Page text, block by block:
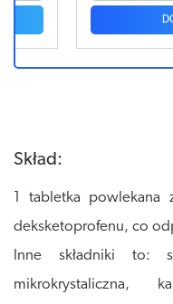
Skład:
1 tabletka
deksketoprofenu, co
Inne składniki to:
mikrokrystaliczna,